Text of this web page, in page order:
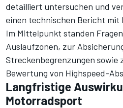
detailliert untersuchen und
einen technischen Bericht mit
Im Mittelpunkt standen
Auslaufzonen, zur
Streckenbegrenzungen sowie
Bewertung von Highspeed-
Langfristige
Motorradsport